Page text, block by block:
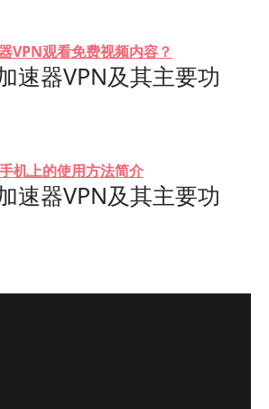
VPN观看免费视频内容？
速器VPN及其主要功
机上的使用方法简介
速器VPN及其主要功